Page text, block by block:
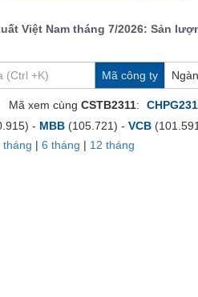
Nam tháng 7/2026: Sản
Mã công ty
Mã xem cùng CSTB2311:
- MBB (105.721) - VCB
tháng | 6 tháng | 12 tháng